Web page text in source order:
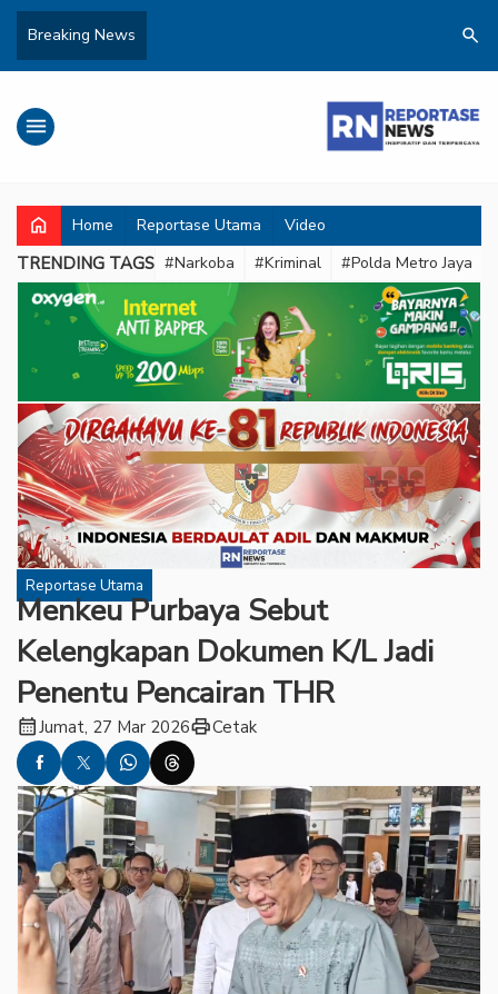
Breaking News search
menu
home Home Reportase Utama Video
TRENDING TAGS #Narkoba #Kriminal #Polda Metro Jaya
Reportase Utama
Menkeu Purbaya Sebut
Kelengkapan Dokumen K/L Jadi
Penentu Pencairan THR
calendar_monthJumat, 27 Mar 2026printCetak